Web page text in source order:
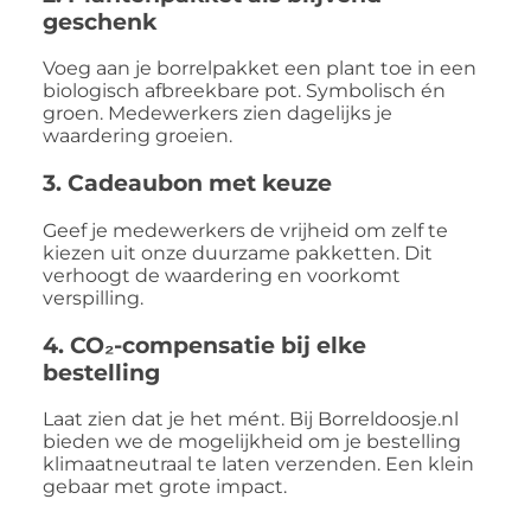
geschenk
Voeg aan je borrelpakket een plant toe in een
biologisch afbreekbare pot. Symbolisch én
groen. Medewerkers zien dagelijks je
waardering groeien.
3. Cadeaubon met keuze
Geef je medewerkers de vrijheid om zelf te
kiezen uit onze duurzame pakketten. Dit
verhoogt de waardering en voorkomt
verspilling.
4. CO₂-compensatie bij elke
bestelling
Laat zien dat je het mént. Bij Borreldoosje.nl
bieden we de mogelijkheid om je bestelling
klimaatneutraal te laten verzenden. Een klein
gebaar met grote impact.